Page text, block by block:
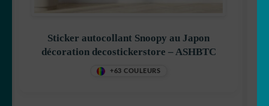
Sticker autocollant Snoopy au Japon
décoration decostickerstore – ASHBTC
+63 COULEURS